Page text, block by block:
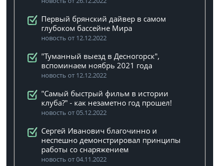
Первый брянский дайвер в самом
глубоком бассейне Мира
новость от 12.12.2022
"Туманный выезд в Десногорск",
вспоминаем ноябрь 2021 года
новость от 12.12.2022
"Самый быстрый фильм в истории
клуба?" - как незаметно год прошел!
новость от 05.12.2022
Сергей Иванович благочинно и
неспешно демонстрировал принципы
работы со снаряжением
новость от 04.11.2022